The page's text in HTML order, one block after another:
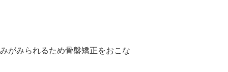
がみられるため骨盤矯正をおこな